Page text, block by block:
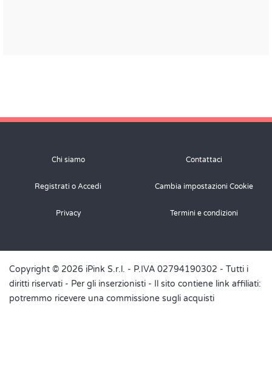
Chi siamo Contattaci
Registrati o Accedi Cambia impostazioni Cookie
Privacy Termini e condizioni
Copyright © 2026 iPink S.r.l. - P.IVA 02794190302 - Tutti i
diritti riservati - Per gli inserzionisti - Il sito contiene link affiliati:
potremmo ricevere una commissione sugli acquisti